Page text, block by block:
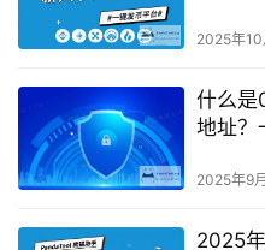
2025年10
什么是
地址？
2025年9
2025